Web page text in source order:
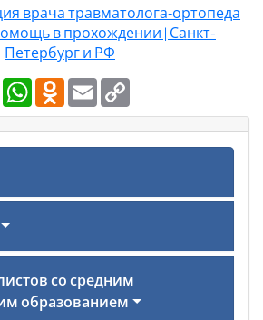
врача травматолога‑ортопеда
в прохождении | Санкт-
Петербург и РФ
TelegramWhatsAppOdnoklassniki
Email
со средним
образованием